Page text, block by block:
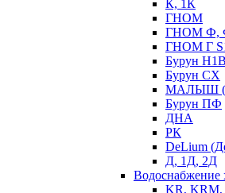
К, 1К
ГНОМ
ГНОМ Ф,
ГНОМ Г
Бурун Н1В
Бурун СХ
МАЛЫШ
Бурун ПФ
ДНА
РК
DeLium
Д, 1Д, 2Д
Водоснабжение
KR, KRM,